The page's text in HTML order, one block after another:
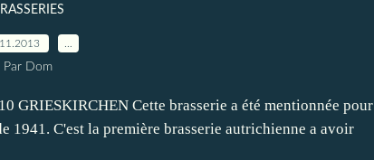
Par Dom
GRIESKIRCHEN Cette brasserie a été mentionnée pour
1941. C'est la première brasserie autrichienne a avoir